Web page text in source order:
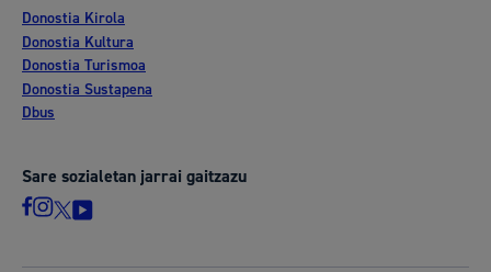
Donostia Kirola
Donostia Kultura
Donostia Turismoa
Donostia Sustapena
Dbus
Sare sozialetan jarrai gaitzazu